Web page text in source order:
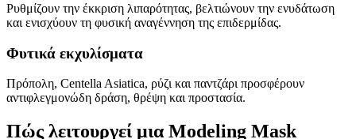
Ρυθμίζουν την έκκριση λιπαρότητας, βελτιώνουν την ενυδάτωση
και ενισχύουν τη φυσική αναγέννηση της επιδερμίδας.
Φυτικά εκχυλίσματα
Πρόπολη, Centella Asiatica, ρύζι και παντζάρι προσφέρουν
αντιφλεγμονώδη δράση, θρέψη και προστασία.
Πώς λειτουργεί μια Modeling Mask